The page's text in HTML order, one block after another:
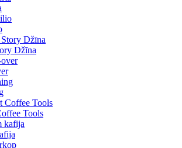
Džīna
Tools